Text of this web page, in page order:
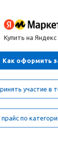
Купить на
Как оформить
участие в
по